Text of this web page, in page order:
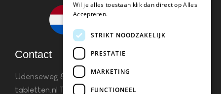
Contact
Udenseweg 8B 5405 PA Udeninfo(@)koffie-
tabletten.nl Tel. 085 782 5578KvK 67529623 Btw:
Wil je alles toestaan klik dan direct op Alles
Accepteren.
STRIKT NOODZAKELIJK
PRESTATIE
MARKETING
FUNCTIONEEL